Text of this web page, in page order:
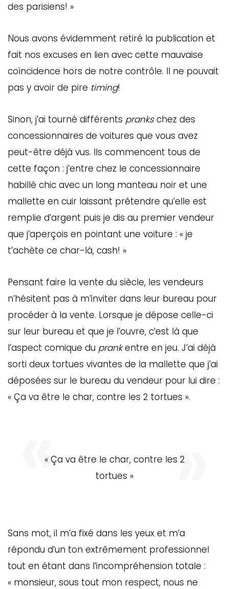
des parisiens! »
Nous avons évidemment retiré la publication et
fait nos excuses en lien avec cette mauvaise
coïncidence hors de notre contrôle. Il ne pouvait
pas y avoir de pire timing!
Sinon, j’ai tourné différents prankschez des
concessionnaires de voitures que vous avez
peut-être déjà vus. Ils commencent tous de
cette façon : j’entre chez le concessionnaire
habillé chic avec un long manteau noir et une
mallette en cuir laissant prétendre qu’elle est
remplie d’argent puis je dis au premier vendeur
que j’aperçois en pointant une voiture : « je
t’achète ce char-là, cash! »
Pensant faire la vente du siècle, les vendeurs
n’hésitent pas à m’inviter dans leur bureau pour
procéder à la vente. Lorsque je dépose celle-ci
sur leur bureau et que je l’ouvre, c’est là que
l’aspect comique du prankentre en jeu. J’ai déjà
sorti deux tortues vivantes de la mallette que j’ai
déposées sur le bureau du vendeur pour lui dire :
« Ça va être le char, contre les 2 tortues ».
« Ça va être le char, contre les 2
tortues »
Sans mot, il m’a fixé dans les yeux et m’a
répondu d’un ton extrêmement professionnel
tout en étant dans l’incompréhension totale :
« monsieur, sous tout mon respect, nous ne